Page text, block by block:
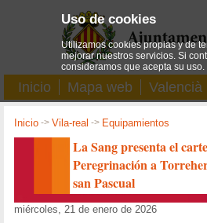
Inicio Mapa web Valencià
Inicio ->Vila-real -> Equipamientos
La Sang presenta el
Peregrinación a
san Pascual
miércoles, 21 de enero de 2026
Uso de cookies
Utilizamos cookies propias y de
mejorar nuestros servicios. Si
consideramos que acepta su uso.